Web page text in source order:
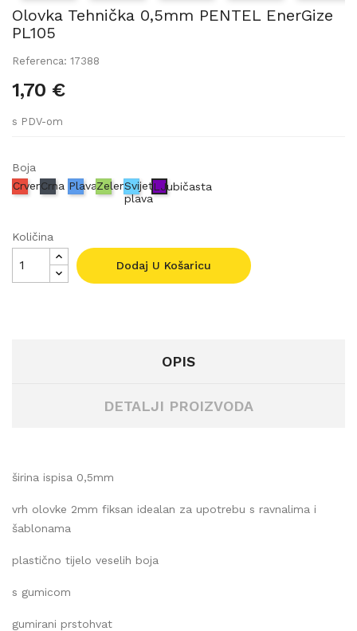
Olovka Tehnička 0,5mm PENTEL EnerGize
PL105
Referenca: 17388
1,70 €
s PDV-om
Boja
CrvenaCrna PlavaZelenaSvijetlo
plava
LJubičasta
Količina
Dodaj U Košaricu
OPIS
DETALJI PROIZVODA
širina ispisa 0,5mm
vrh olovke 2mm fiksan idealan za upotrebu s ravnalima i
šablonama
plastično tijelo veselih boja
s gumicom
gumirani prstohvat